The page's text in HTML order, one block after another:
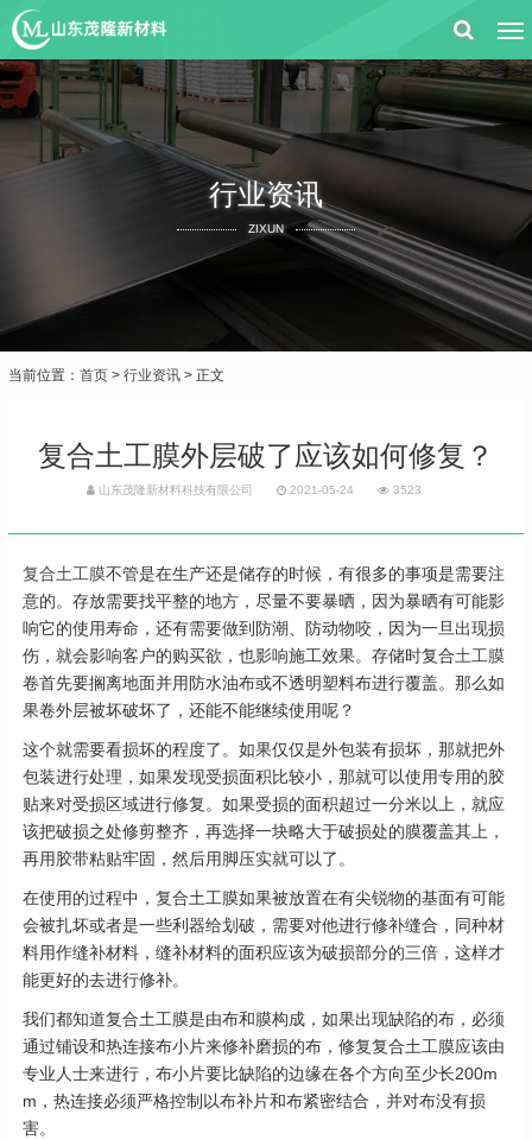
行业资讯
ZIXUN
当前位置： 首页 > 行业资讯 > 正文
复合土工膜外层破了应该如何修复？
山东茂隆新材料科技有限公司 2021-05-24 3523
复合土工膜不管是在生产还是储存的时候，有很多的事项是需要注
意的。存放需要找平整的地方，尽量不要暴晒，因为暴晒有可能影
响它的使用寿命，还有需要做到防潮、防动物咬，因为一旦出现损
伤，就会影响客户的购买欲，也影响施工效果。存储时复合土工膜
卷首先要搁离地面并用防水油布或不透明塑料布进行覆盖。那么如
果卷外层被坏破坏了，还能不能继续使用呢？
这个就需要看损坏的程度了。如果仅仅是外包装有损坏，那就把外
包装进行处理，如果发现受损面积比较小，那就可以使用专用的胶
贴来对受损区域进行修复。如果受损的面积超过一分米以上，就应
该把破损之处修剪整齐，再选择一块略大于破损处的膜覆盖其上，
再用胶带粘贴牢固，然后用脚压实就可以了。
在使用的过程中，复合土工膜如果被放置在有尖锐物的基面有可能
会被扎坏或者是一些利器给划破，需要对他进行修补缝合，同种材
料用作缝补材料，缝补材料的面积应该为破损部分的三倍，这样才
能更好的去进行修补。
我们都知道复合土工膜是由布和膜构成，如果出现缺陷的布，必须
通过铺设和热连接布小片来修补磨损的布，修复复合土工膜应该由
专业人士来进行，布小片要比缺陷的边缘在各个方向至少长200m
m，热连接必须严格控制以布补片和布紧密结合，并对布没有损
害。